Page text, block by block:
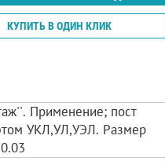
КУПИТЬ В ОДИН КЛИК
Применение; пост
УКЛ,УЛ,УЭЛ. Размер